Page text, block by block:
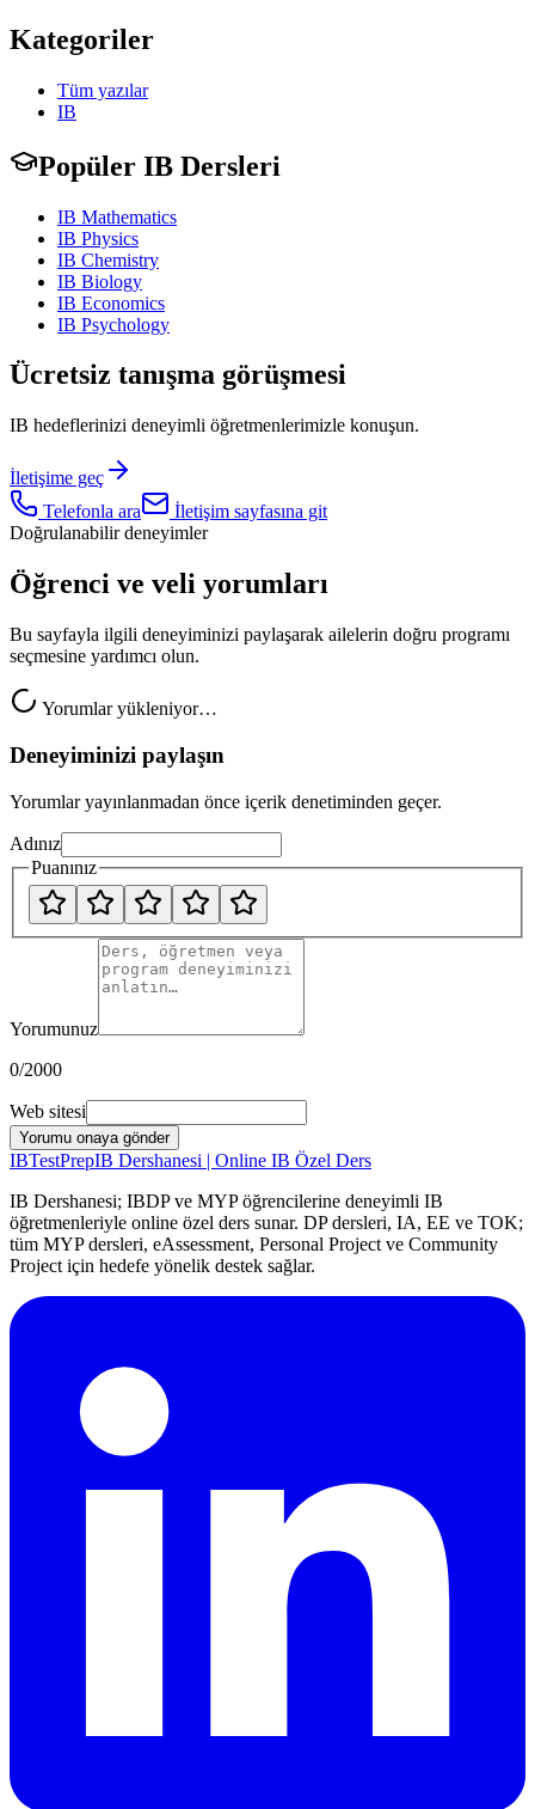
Kategoriler
Tüm yazılar
IB
Popüler IB Dersleri
IB Mathematics
IB Physics
IB Chemistry
IB Biology
IB Economics
IB Psychology
Ücretsiz tanışma görüşmesi
IB hedeflerinizi deneyimli öğretmenlerimizle konuşun.
İletişime geç
Telefonla ara
İletişim sayfasına git
Doğrulanabilir deneyimler
Öğrenci ve veli yorumları
Bu sayfayla ilgili deneyiminizi paylaşarak ailelerin doğru programı
seçmesine yardımcı olun.
Yorumlar yükleniyor…
Deneyiminizi paylaşın
Yorumlar yayınlanmadan önce içerik denetiminden geçer.
Adınız
Puanınız
Yorumunuz
0/2000
Web sitesi
Yorumu onaya gönder
IBTestPrepIB Dershanesi | Online IB Özel Ders
IB Dershanesi; IBDP ve MYP öğrencilerine deneyimli IB
öğretmenleriyle online özel ders sunar. DP dersleri, IA, EE ve TOK;
tüm MYP dersleri, eAssessment, Personal Project ve Community
Project için hedefe yönelik destek sağlar.